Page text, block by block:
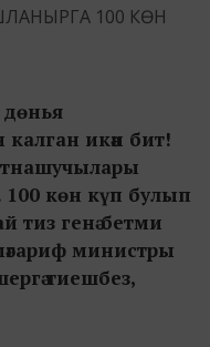
икән бит!
көн күп булып
тиз генә бетми
министры
тиешбез,